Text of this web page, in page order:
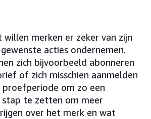
merken er zeker van zijn
acties ondernemen.
zich bijvoorbeeld abonneren
of zich misschien aanmelden
om zo een
stap te zetten om meer
over het merk en wat